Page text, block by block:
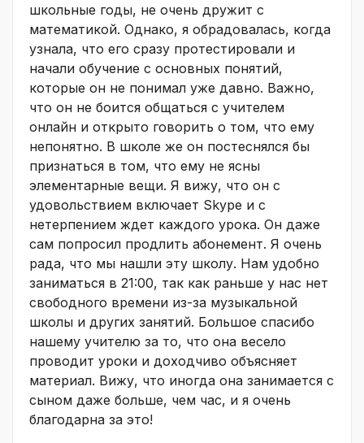
школьные годы, не очень дружит с
математикой. Однако, я обрадовалась, когда
узнала, что его сразу протестировали и
начали обучение с основных понятий,
которые он не понимал уже давно. Важно,
что он не боится общаться с учителем
онлайн и открыто говорить о том, что ему
непонятно. В школе же он постеснялся бы
признаться в том, что ему не ясны
элементарные вещи. Я вижу, что он с
удовольствием включает Skype и с
нетерпением ждет каждого урока. Он даже
сам попросил продлить абонемент. Я очень
рада, что мы нашли эту школу. Нам удобно
заниматься в 21:00, так как раньше у нас нет
свободного времени из-за музыкальной
школы и других занятий. Большое спасибо
нашему учителю за то, что она весело
проводит уроки и доходчиво объясняет
материал. Вижу, что иногда она занимается с
сыном даже больше, чем час, и я очень
благодарна за это!